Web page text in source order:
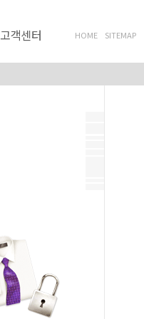
고객센터 HOME SITEMAP